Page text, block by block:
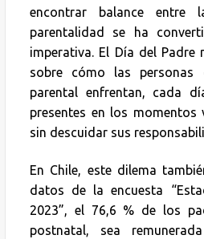
encontrar balance
parentalidad se ha
imperativa. El Día del
sobre cómo las personas
parental enfrentan, cada
presentes en los
sin descuidar sus
En Chile, este dilema
datos de la encuesta
2023”, el 76,6 % de los
postnatal, sea